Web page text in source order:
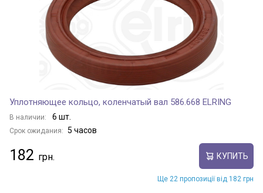
Уплотняющее кольцо, коленчатый вал 586.668 ELRING
В наличии: 6 шт.
Срок ожидания: 5 часов
182 КУПИТЬ
Ще 22 пропозиції від 182 грн